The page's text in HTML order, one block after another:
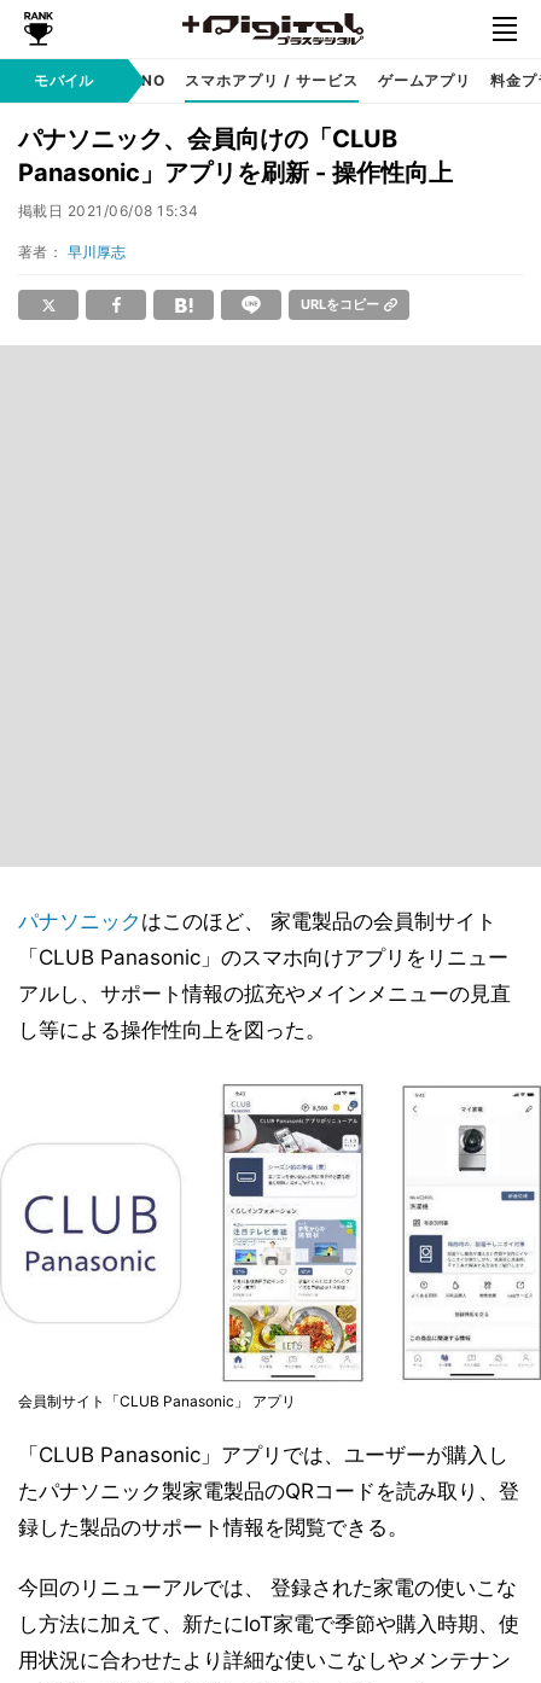
モバイル
携帯キャリア MVNO スマホアプリ / サービス ゲームアプリ 料金プ
パナソニック、会員向けの「CLUB
Panasonic」アプリを刷新 - 操作性向上
掲載日 2021/06/08 15:34
著者： 早川厚志
URLをコピー
パナソニック はこのほど、 家電製品の会員制サイト
「CLUB Panasonic」のスマホ向けアプリをリニュー
アルし、サポート情報の拡充やメインメニューの見直
し等による操作性向上を図った。
会員制サイト「CLUB Panasonic」 アプリ
「CLUB Panasonic」アプリでは、ユーザーが購入し
たパナソニック製家電製品のQRコードを読み取り、登
録した製品のサポート情報を閲覧できる。
今回のリニューアルでは、 登録された家電の使いこな
し方法に加えて、新たにIoT家電で季節や購入時期、使
用状況に合わせたより詳細な使いこなしやメンテナン